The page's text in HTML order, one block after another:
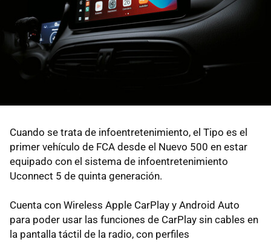
Cuando se trata de infoentretenimiento, el Tipo es el
primer vehículo de FCA desde el Nuevo 500 en estar
equipado con el sistema de infoentretenimiento
Uconnect 5 de quinta generación.
Cuenta con Wireless Apple CarPlay y Android Auto
para poder usar las funciones de CarPlay sin cables en
la pantalla táctil de la radio, con perfiles